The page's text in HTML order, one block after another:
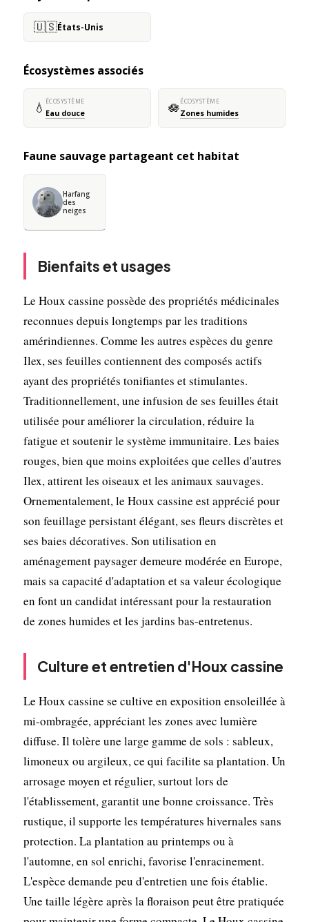
🇺🇸États-Unis
Écosystèmes associés
💧 ÉCOSYSTÈME
Eau douce 🪷ÉCOSYSTÈME
Zones humides
Faune sauvage partageant cet habitat
Harfang
des
neiges
Bienfaits et usages
Le Houx cassine possède des propriétés médicinales
reconnues depuis longtemps par les traditions
amérindiennes. Comme les autres espèces du genre
Ilex, ses feuilles contiennent des composés actifs
ayant des propriétés tonifiantes et stimulantes.
Traditionnellement, une infusion de ses feuilles était
utilisée pour améliorer la circulation, réduire la
fatigue et soutenir le système immunitaire. Les baies
rouges, bien que moins exploitées que celles d'autres
Ilex, attirent les oiseaux et les animaux sauvages.
Ornementalement, le Houx cassine est apprécié pour
son feuillage persistant élégant, ses fleurs discrètes et
ses baies décoratives. Son utilisation en
aménagement paysager demeure modérée en Europe,
mais sa capacité d'adaptation et sa valeur écologique
en font un candidat intéressant pour la restauration
de zones humides et les jardins bas-entretenus.
Culture et entretien d'Houx cassine
Le Houx cassine se cultive en exposition ensoleillée à
mi-ombragée, appréciant les zones avec lumière
diffuse. Il tolère une large gamme de sols : sableux,
limoneux ou argileux, ce qui facilite sa plantation. Un
arrosage moyen et régulier, surtout lors de
l'établissement, garantit une bonne croissance. Très
rustique, il supporte les températures hivernales sans
protection. La plantation au printemps ou à
l'automne, en sol enrichi, favorise l'enracinement.
L'espèce demande peu d'entretien une fois établie.
Une taille légère après la floraison peut être pratiquée